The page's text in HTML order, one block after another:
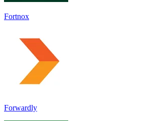
Fortnox
Forwardly